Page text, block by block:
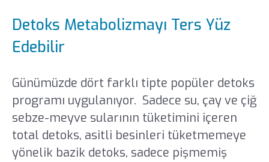
Detoks Metabolizmayı Ters Yüz
Edebilir
Günümüzde dört farklı tipte popüler detoks
programı uygulanıyor. Sadece su, çay ve çiğ
sebze-meyve sularının tüketimini içeren
total detoks, asitli besinleri tüketmemeye
yönelik bazik detoks, sadece pişmemiş